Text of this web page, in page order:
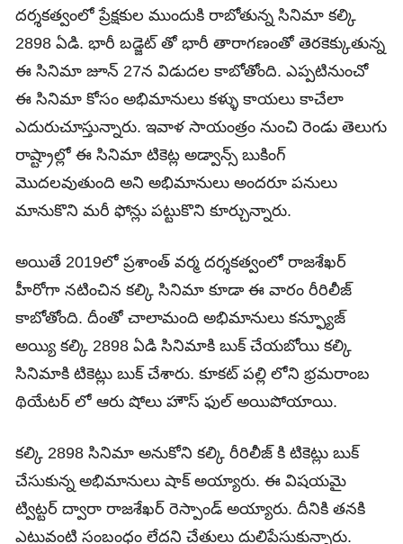
దర్శకత్వంలో ప్రేక్షకుల ముందుకి రాబోతున్న సినిమా కల్కి
2898 ఏడి. భారీ బడ్జెట్ తో భారీ తారాగణంతో తెరకెక్కుతున్న
ఈ సినిమా జూన్ 27న విడుదల కాబోతోంది. ఎప్పటినుంచో
ఈ సినిమా కోసం అభిమానులు కళ్ళు కాయలు కాచేలా
ఎదురుచూస్తున్నారు. ఇవాళ సాయంత్రం నుంచి రెండు తెలుగు
రాష్ట్రాల్లో ఈ సినిమా టికెట్ల అడ్వాన్స్ బుకింగ్
మొదలవుతుంది అని అభిమానులు అందరూ పనులు
మానుకొని మరీ ఫోన్లు పట్టుకొని కూర్చున్నారు.
అయితే 2019లో ప్రశాంత్ వర్మ దర్శకత్వంలో రాజశేఖర్
హీరోగా నటించిన కల్కి సినిమా కూడా ఈ వారం రీరిలీజ్
కాబోతోంది. దీంతో చాలామంది అభిమానులు కన్ఫ్యూజ్
అయ్యి కల్కి 2898 ఏడి సినిమాకి బుక్ చేయబోయి కల్కి
సినిమాకి టికెట్లు బుక్ చేశారు. కూకట్ పల్లి లోని భ్రమరాంబ
థియేటర్ లో ఆరు షోలు హౌస్ ఫుల్ అయిపోయాయి.
కల్కి 2898 సినిమా అనుకోని కల్కి రీరిలీజ్ కి టికెట్లు బుక్
చేసుకున్న అభిమానులు షాక్ అయ్యారు. ఈ విషయమై
ట్విట్టర్ ద్వారా రాజశేఖర్ రెస్పాండ్ అయ్యారు. దీనికి తనకి
ఎటువంటి సంబంధం లేదని చేతులు దులిపేసుకున్నారు.